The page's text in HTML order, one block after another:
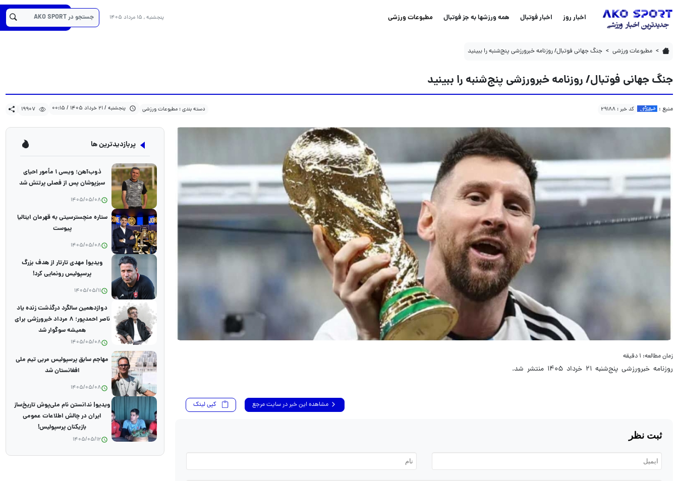
اخبار روز اخبار فوتبال همه ورزشها به جز فوتبال مطبوعات ورزشی پنجشنبه , 15 مرداد 1405
مطبوعات ورزشی جنگ جهانی فوتبال/ روزنامه خبرورزشی پنج‌شنبه را ببینید
جنگ جهانی فوتبال/ روزنامه خبرورزشی پنج‌شنبه را ببینید 1405/03/21
19907
جنگ جهانی فوتبال/ روزنامه خبرورزشی پنج‌شنبه را ببینید
منبع : کد خبر : 29188 دسته بندی : مطبوعات ورزشی پنجشنبه / 21 خرداد 1405 / 00:15 19907
زمان مطالعه: ۱ دقیقه
روزنامه خبرورزشی پنج‌شنبه ۲۱ خرداد ۱۴۰۵ منتشر شد.
مشاهده این خبر در سایت مرجع کپی لینک
پربازدیدترین ها
ذوب‌آهن؛ ویسی ۱ مأمور احیای
سبزپوشان پس از فصلی پرتنش شد
1405/05/08
ستاره منچسترسیتی به قهرمان ایتالیا
پیوست
1405/05/08
ویدیو| مهدی تارتار از هدف بزرگ
پرسپولیس رونمایی کرد!
1405/05/11
دوازدهمین سالگرد درگذشت زنده یاد
ناصر احمدپور؛ ۸ مرداد خبرورزشی برای
همیشه سوگوار شد
1405/05/08
مهاجم سابق پرسپولیس مربی تیم ملی
افغانستان شد
1405/05/08
ویدیو| ندانستن نام ملی‌پوش تاریخ‌ساز
ایران در چالش اطلاعات عمومی
بازیکنان پرسپولیس!
1405/05/12